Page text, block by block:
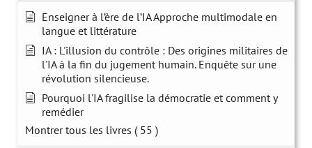
Enseigner à l’ère de l’IA Approche multimodale en
langue et littérature
IA : L'illusion du contrôle : Des origines militaires de
l'IA à la fin du jugement humain. Enquête sur une
révolution silencieuse.
Pourquoi l'IA fragilise la démocratie et comment y
remédier
Montrer tous les livres ( 55 )